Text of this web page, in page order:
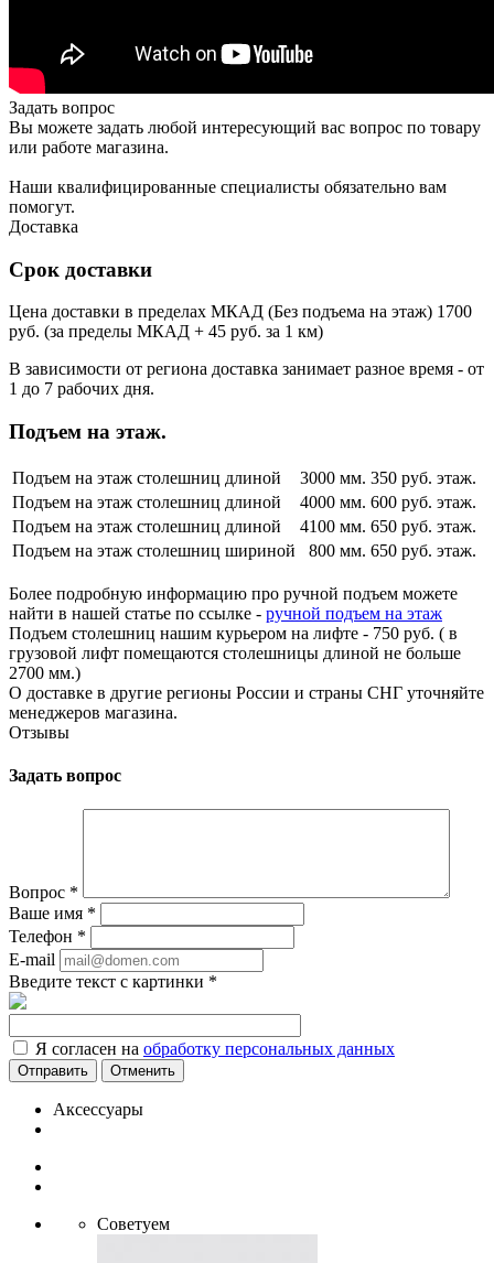
Задать вопрос
Вы можете задать любой интересующий вас вопрос по товару
или работе магазина.
Наши квалифицированные специалисты обязательно вам
помогут.
Доставка
Срок доставки
Цена доставки в пределах МКАД (Без подъема на этаж) 1700
руб. (за пределы МКАД + 45 руб. за 1 км)
В зависимости от региона доставка занимает разное время - от
1 до 7 рабочих дня.
Подъем на этаж.
Подъем на этаж столешниц длиной 3000 мм. 350 руб. этаж.
Подъем на этаж столешниц длиной
4000 мм. 600 руб. этаж.
Подъем на этаж столешниц длиной
4100 мм. 650 руб. этаж.
Подъем на этаж столешниц шириной
800 мм. 650 руб. этаж.
Более подробную информацию про ручной подъем можете
найти в нашей статье по ссылке - ручной подъем на этаж
Подъем столешниц нашим курьером на лифте - 750 руб. ( в
грузовой лифт помещаются столешницы длиной не больше
2700 мм.)
О доставке в другие регионы России и страны СНГ уточняйте
менеджеров магазина.
Отзывы
Задать вопрос
Вопрос *
Ваше имя *
Телефон *
E-mail
Введите текст с картинки *
Я согласен на обработку персональных данных
Отменить
Аксессуары
Советуем